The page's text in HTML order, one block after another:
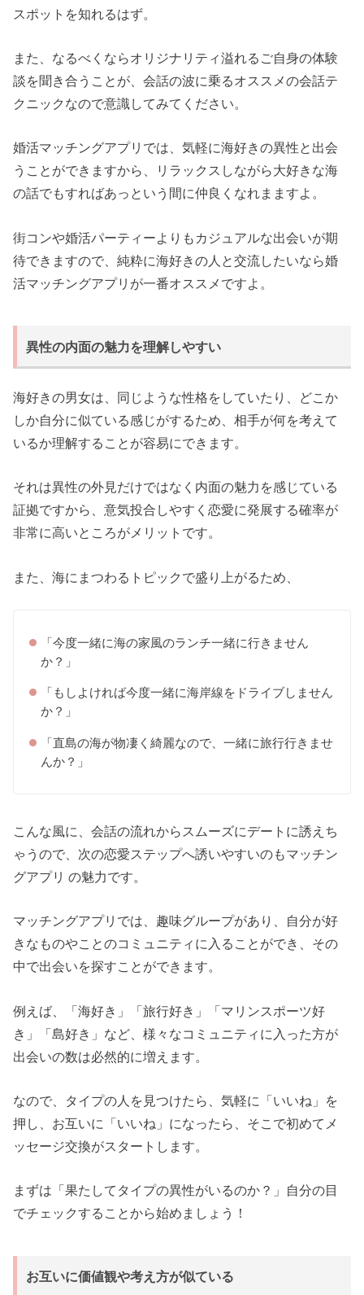
スポットを知れるはず。
また、なるべくならオリジナリティ溢れるご自身の体験
談を聞き合うことが、会話の波に乗るオススメの会話テ
クニックなので意識してみてください。
婚活マッチングアプリでは、気軽に海好きの異性と出会
うことができますから、リラックスしながら大好きな海
の話でもすればあっという間に仲良くなれまますよ。
街コンや婚活パーティーよりもカジュアルな出会いが期
待できますので、純粋に海好きの人と交流したいなら婚
活マッチングアプリが一番オススメですよ。
異性の内面の魅力を理解しやすい
海好きの男女は、同じような性格をしていたり、どこか
しか自分に似ている感じがするため、相手が何を考えて
いるか理解することが容易にできます。
それは異性の外見だけではなく内面の魅力を感じている
証拠ですから、意気投合しやすく恋愛に発展する確率が
非常に高いところがメリットです。
また、海にまつわるトピックで盛り上がるため、
「今度一緒に海の家風のランチ一緒に行きません
か？」
「もしよければ今度一緒に海岸線をドライブしません
か？」
「直島の海が物凄く綺麗なので、一緒に旅行行きませ
んか？」
こんな風に、会話の流れからスムーズにデートに誘えち
ゃうので、次の恋愛ステップへ誘いやすいのもマッチン
グアプリ の魅力です。
マッチングアプリでは、趣味グループがあり、自分が好
きなものやことのコミュニティに入ることができ、その
中で出会いを探すことができます。
例えば、「海好き」「旅行好き」「マリンスポーツ好
き」「島好き」など、様々なコミュニティに入った方が
出会いの数は必然的に増えます。
なので、タイプの人を見つけたら、気軽に「いいね」を
押し、お互いに「いいね」になったら、そこで初めてメ
ッセージ交換がスタートします。
まずは「果たしてタイプの異性がいるのか？」自分の目
でチェックすることから始めましょう！
お互いに価値観や考え方が似ている